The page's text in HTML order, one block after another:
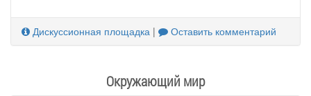
Дискуссионная площадка | Оставить комментарий
Окружающий мир